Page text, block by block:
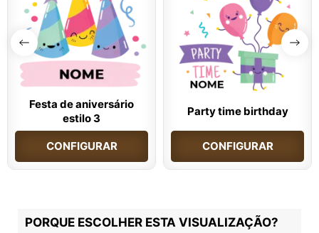
Festa de aniversário
estilo 3
CONFIGURAR
Party time birthday
CONFIGURAR
PORQUE ESCOLHER ESTA VISUALIZAÇÃO?